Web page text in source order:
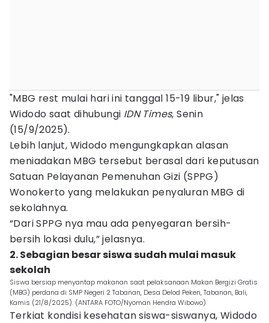
"MBG rest mulai hari ini tanggal 15-19 libur," jelas
Widodo saat dihubungi IDN Times, Senin
(15/9/2025).
Lebih lanjut, Widodo mengungkapkan alasan
meniadakan MBG tersebut berasal dari keputusan
Satuan Pelayanan Pemenuhan Gizi (SPPG)
Wonokerto yang melakukan penyaluran MBG di
sekolahnya.
“Dari SPPG nya mau ada penyegaran bersih-
bersih lokasi dulu,” jelasnya.
2. Sebagian besar siswa sudah mulai masuk
sekolah
Siswa bersiap menyantap makanan saat pelaksanaan Makan Bergizi Gratis
(MBG) perdana di SMP Negeri 2 Tabanan, Desa Delod Peken, Tabanan, Bali,
Kamis (21/8/2025). (ANTARA FOTO/Nyoman Hendra Wibowo)
Terkiat kondisi kesehatan siswa-siswanya, Widodo